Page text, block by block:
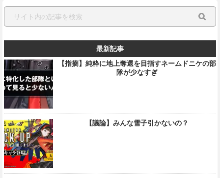
最新記事
【指摘】純粋に地上奪還を目指すネームドニケの部
隊が少なすぎ
【議論】みんな雪子引かないの？